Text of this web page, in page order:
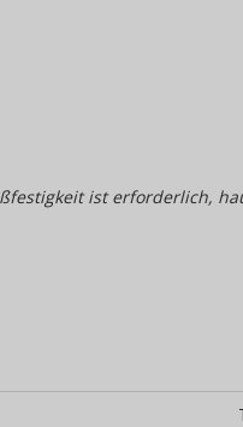
ist erforderlich,